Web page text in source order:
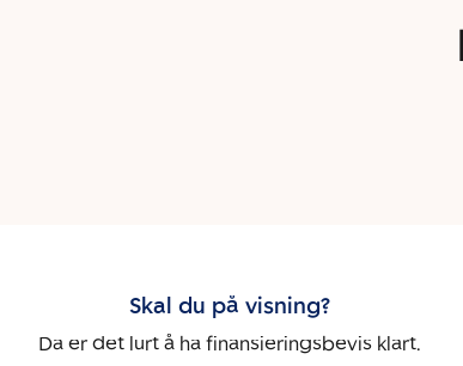
Skal du på visning?
Da er det lurt å ha finansieringsbevis klart.